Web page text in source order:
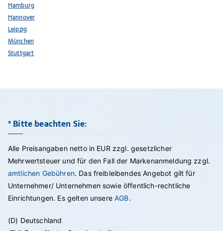
Hamburg
Hannover
Leipzig
München
Stuttgart
* Bitte beachten Sie:
Alle Preisangaben netto in EUR zzgl. gesetzlicher
Mehrwertsteuer und für den Fall der Markenanmeldung zzgl.
amtlichen Gebühren. Das freibleibendes Angebot gilt für
Unternehmer/ Unternehmen sowie öffentlich-rechtliche
Einrichtungen. Es gelten unsereAGB.
(D) Deutschland